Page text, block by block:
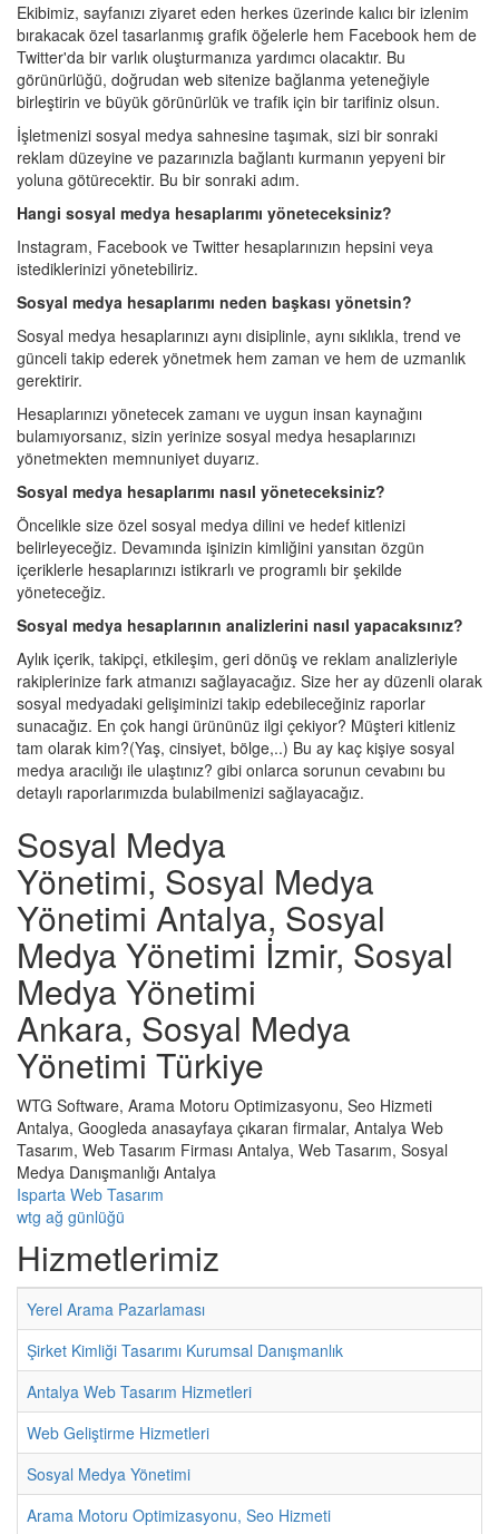
Ekibimiz, sayfanızı ziyaret eden herkes üzerinde kalıcı bir izlenim
bırakacak özel tasarlanmış grafik öğelerle hem Facebook hem de
Twitter'da bir varlık oluşturmanıza yardımcı olacaktır. Bu
görünürlüğü, doğrudan web sitenize bağlanma yeteneğiyle
birleştirin ve büyük görünürlük ve trafik için bir tarifiniz olsun.
İşletmenizi sosyal medya sahnesine taşımak, sizi bir sonraki
reklam düzeyine ve pazarınızla bağlantı kurmanın yepyeni bir
yoluna götürecektir. Bu bir sonraki adım.
Hangi sosyal medya hesaplarımı yöneteceksiniz?
Instagram, Facebook ve Twitter hesaplarınızın hepsini veya
istediklerinizi yönetebiliriz.
Sosyal medya hesaplarımı neden başkası yönetsin?
Sosyal medya hesaplarınızı aynı disiplinle, aynı sıklıkla, trend ve
günceli takip ederek yönetmek hem zaman ve hem de uzmanlık
gerektirir.
Hesaplarınızı yönetecek zamanı ve uygun insan kaynağını
bulamıyorsanız, sizin yerinize sosyal medya hesaplarınızı
yönetmekten memnuniyet duyarız.
Sosyal medya hesaplarımı nasıl yöneteceksiniz?
Öncelikle size özel sosyal medya dilini ve hedef kitlenizi
belirleyeceğiz. Devamında işinizin kimliğini yansıtan özgün
içeriklerle hesaplarınızı istikrarlı ve programlı bir şekilde
yöneteceğiz.
Sosyal medya hesaplarının analizlerini nasıl yapacaksınız?
Aylık içerik, takipçi, etkileşim, geri dönüş ve reklam analizleriyle
rakiplerinize fark atmanızı sağlayacağız. Size her ay düzenli olarak
sosyal medyadaki gelişiminizi takip edebileceğiniz raporlar
sunacağız. En çok hangi ürününüz ilgi çekiyor? Müşteri kitleniz
tam olarak kim?(Yaş, cinsiyet, bölge,..) Bu ay kaç kişiye sosyal
medya aracılığı ile ulaştınız? gibi onlarca sorunun cevabını bu
detaylı raporlarımızda bulabilmenizi sağlayacağız.
Sosyal Medya
Yönetimi, Sosyal Medya
Yönetimi Antalya, Sosyal
Medya Yönetimi İzmir, Sosyal
Medya Yönetimi
Ankara, Sosyal Medya
Yönetimi Türkiye
WTG Software, Arama Motoru Optimizasyonu, Seo Hizmeti
Antalya, Googleda anasayfaya çıkaran firmalar, Antalya Web
Tasarım, Web Tasarım Firması Antalya, Web Tasarım, Sosyal
Medya Danışmanlığı Antalya
Isparta Web Tasarım
wtg ağ günlüğü
Hizmetlerimiz
Yerel Arama Pazarlaması
Şirket Kimliği Tasarımı Kurumsal Danışmanlık
Antalya Web Tasarım Hizmetleri
Web Geliştirme Hizmetleri
Sosyal Medya Yönetimi
Arama Motoru Optimizasyonu, Seo Hizmeti